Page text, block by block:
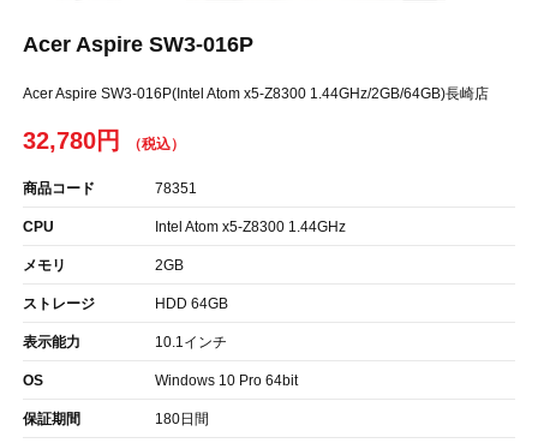
Acer Aspire SW3-016P
Acer Aspire SW3-016P(Intel Atom x5-Z8300 1.44GHz/2GB/64GB)長崎店
32,780円
商品コード 78351
CPU Intel Atom x5-Z8300 1.44GHz
メモリ 2GB
ストレージ HDD 64GB
表示能力 10.1インチ
OS Windows 10 Pro 64bit
保証期間 180日間